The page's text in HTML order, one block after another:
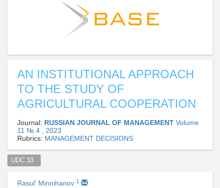
AN INSTITUTIONAL APPROACH
TO THE STUDY OF
AGRICULTURAL COOPERATION
Journal: RUSSIAN JOURNAL OF MANAGEMENT Volume
11 № 4 , 2023
Rubrics: MANAGEMENT DECISIONS
UDC 33
Rasul' Minnihanov 1